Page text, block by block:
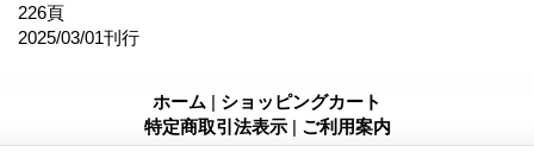
226頁
2025/03/01刊行
ホーム | ショッピングカート
特定商取引法表示 | ご利用案内